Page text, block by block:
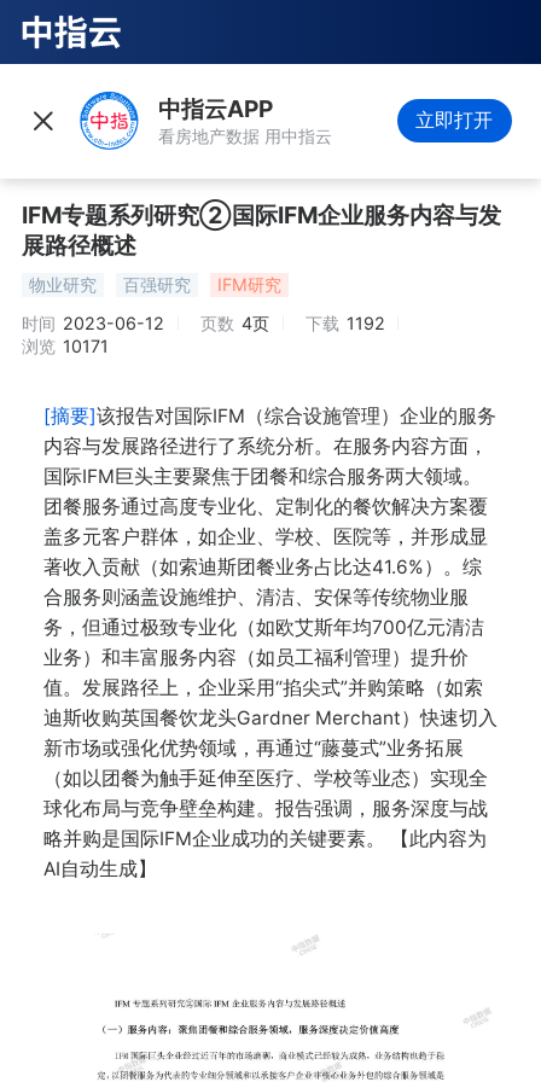
中指云APP
看房地产数据 用中指云
立即打开
IFM专题系列研究②国际IFM企业服务内容与发
展路径概述
物业研究 百强研究
IFM研究
时间 2023-06-12 页数 4页 下载 1192
浏览 10171
[摘要]该报告对国际IFM（综合设施管理）企业的服务
内容与发展路径进行了系统分析。在服务内容方面，
国际IFM巨头主要聚焦于团餐和综合服务两大领域。
团餐服务通过高度专业化、定制化的餐饮解决方案覆
盖多元客户群体，如企业、学校、医院等，并形成显
著收入贡献（如索迪斯团餐业务占比达41.6%）。综
合服务则涵盖设施维护、清洁、安保等传统物业服
务，但通过极致专业化（如欧艾斯年均700亿元清洁
业务）和丰富服务内容（如员工福利管理）提升价
值。发展路径上，企业采用“掐尖式”并购策略（如索
迪斯收购英国餐饮龙头Gardner Merchant）快速切入
新市场或强化优势领域，再通过“藤蔓式”业务拓展
（如以团餐为触手延伸至医疗、学校等业态）实现全
球化布局与竞争壁垒构建。报告强调，服务深度与战
略并购是国际IFM企业成功的关键要素。 【此内容为
AI自动生成】